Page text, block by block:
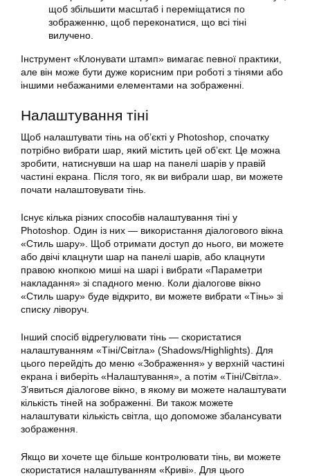
щоб збільшити масштаб і переміщатися по
зображенню, щоб переконатися, що всі тіні
вилучено.
Інструмент «Клонувати штамп» вимагає певної практики,
але він може бути дуже корисним при роботі з тінями або
іншими небажаними елементами на зображенні.
Налаштування тіні
Щоб налаштувати тінь на об’єкті у Photoshop, спочатку
потрібно вибрати шар, який містить цей об’єкт. Це можна
зробити, натиснувши на шар на панелі шарів у правій
частині екрана. Після того, як ви вибрали шар, ви можете
почати налаштовувати тінь.
Існує кілька різних способів налаштування тіні у
Photoshop. Один із них — використання діалогового вікна
«Стиль шару». Щоб отримати доступ до нього, ви можете
або двічі клацнути шар на панелі шарів, або клацнути
правою кнопкою миші на шарі і вибрати «Параметри
накладання» зі спадного меню. Коли діалогове вікно
«Стиль шару» буде відкрито, ви можете вибрати «Тінь» зі
списку ліворуч.
Інший спосіб відрегулювати тінь — скористатися
налаштуванням «Тіні/Світла» (Shadows/Highlights). Для
цього перейдіть до меню «Зображення» у верхній частині
екрана і виберіть «Налаштування», а потім «Тіні/Світла».
З’явиться діалогове вікно, в якому ви можете налаштувати
кількість тіней на зображенні. Ви також можете
налаштувати кількість світла, що допоможе збалансувати
зображення.
Якщо ви хочете ще більше контролювати тінь, ви можете
скористатися налаштуванням «Криві». Для цього